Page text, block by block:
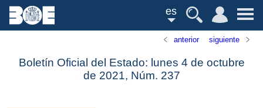
es
anterior siguiente
Boletín Oficial del Estado: lunes 4 de octubre
de 2021, Núm. 237